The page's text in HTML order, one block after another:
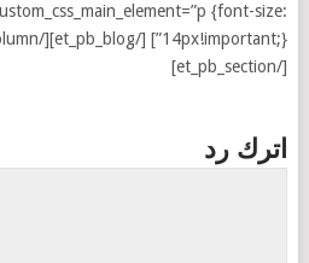
{font-size:
[/et_pb_section]
اترك رد